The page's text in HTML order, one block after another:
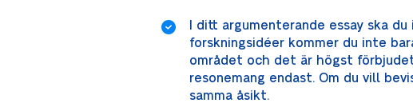
I ditt argumenterande essay ska
forskningsidéer kommer du inte
området och det är högst
resonemang endast. Om du vill
samma åsikt.